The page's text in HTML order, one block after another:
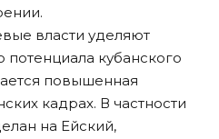
власти уделяют
кубанского
повышенная
кадрах. В частности
на Ейский,